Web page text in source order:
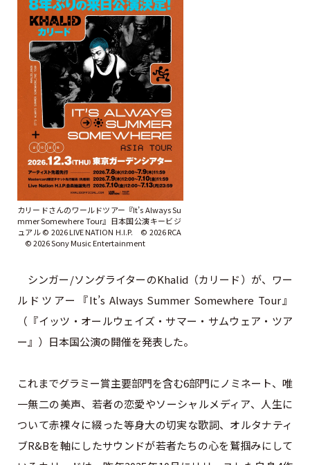
カリードさんのワールドツアー『It’s Always Su
mmer Somewhere Tour』日本国公演キービジ
ュアル © 2026 LIVE NATION H.I.P. © 2026 RCA
© 2026 Sony Music Entertainment
シンガー/ソングライターのKhalid（カリード）が、ワー
ルドツアー『It’s Always Summer Somewhere Tour』
（『イッツ・オールウェイズ・サマー・サムウェア・ツア
ー』）日本国公演の開催を発表した。
これまでグラミー賞主要部門を含む6部門にノミネート、唯
一無二の美声、若者の恋愛やソーシャルメディア、人生に
ついて赤裸々に綴った等身大の切実な歌詞、オルタナティ
ブR&Bを軸にしたサウンドが若者たちの心を鷲掴みにして